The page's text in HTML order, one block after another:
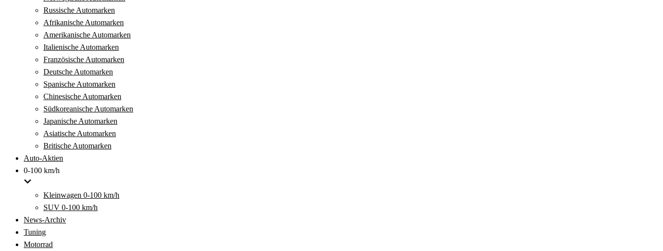
Russische Automarken
Afrikanische Automarken
Amerikanische Automarken
Italienische Automarken
Französische Automarken
Deutsche Automarken
Spanische Automarken
Chinesische Automarken
Südkoreanische Automarken
Japanische Automarken
Asiatische Automarken
Britische Automarken
Auto-Aktien
0-100 km/h
Kleinwagen 0-100 km/h
SUV 0-100 km/h
News-Archiv
Tuning
Motorrad